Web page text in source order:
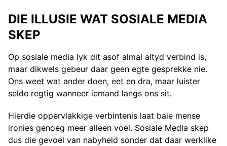
DIE ILLUSIE WAT SOSIALE MEDIA
SKEP
Op sosiale media lyk dit asof almal altyd verbind is,
maar dikwels gebeur daar geen egte gesprekke nie.
Ons weet wat ander doen, eet en dra, maar luister
selde regtig wanneer iemand langs ons sit.
Hierdie oppervlakkige verbintenis laat baie mense
ironies genoeg meer alleen voel. Sosiale Media skep
dus die gevoel van nabyheid sonder dat daar werklike